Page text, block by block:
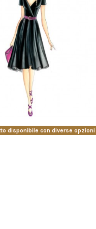
disponibile con diverse opzioni